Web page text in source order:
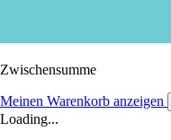
Zwischensumme
Meinen Warenkorb anzeigen
Loading...